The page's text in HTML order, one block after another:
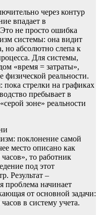
через контур
впадает в
Это не просто ошибка
системы: она видит
но абсолютно слепа к
Для системы,
«время = затраты»,
физической реальности.
стрелки на графиках
пребывает в
зоне» реальности
поклонение самой
место описано как
то работник
под этот
Результат –
проблема начинает
от основной задачи:
в систему учета.